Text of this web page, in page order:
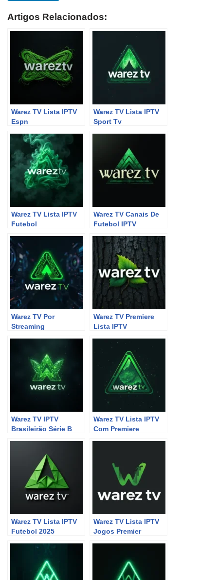
Artigos Relacionados:
Warez TV Lista IPTV
Espn
Warez TV Lista IPTV
Sport Tv
Warez TV Lista IPTV
Futebol
Warez TV Canais De
Futebol IPTV
Warez TV Por
Streaming
Warez TV Premiere
Lista IPTV
Warez TV IPTV
Brasileirão Série B
Warez TV Lista IPTV
Com Premiere
Warez TV Lista IPTV
Futebol 2025
Warez TV Lista IPTV
Jogos Premier